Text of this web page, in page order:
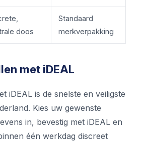
doos
Standaard
merkverpakking
met iDEAL
iDEAL is de snelste en veiligste
Kies uw gewenste
in, bevestig met iDEAL en
één werkdag discreet